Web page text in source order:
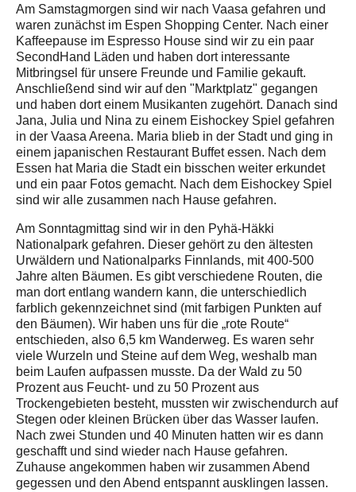
Am Samstagmorgen sind wir nach Vaasa gefahren und
waren zunächst im Espen Shopping Center. Nach einer
Kaffeepause im Espresso House sind wir zu ein paar
SecondHand Läden und haben dort interessante
Mitbringsel für unsere Freunde und Familie gekauft.
Anschließend sind wir auf den "Marktplatz" gegangen
und haben dort einem Musikanten zugehört. Danach sind
Jana, Julia und Nina zu einem Eishockey Spiel gefahren
in der Vaasa Areena. Maria blieb in der Stadt und ging in
einem japanischen Restaurant Buffet essen. Nach dem
Essen hat Maria die Stadt ein bisschen weiter erkundet
und ein paar Fotos gemacht. Nach dem Eishockey Spiel
sind wir alle zusammen nach Hause gefahren.
Am Sonntagmittag sind wir in den Pyhä-Häkki
Nationalpark gefahren. Dieser gehört zu den ältesten
Urwäldern und Nationalparks Finnlands, mit 400-500
Jahre alten Bäumen. Es gibt verschiedene Routen, die
man dort entlang wandern kann, die unterschiedlich
farblich gekennzeichnet sind (mit farbigen Punkten auf
den Bäumen). Wir haben uns für die „rote Route“
entschieden, also 6,5 km Wanderweg. Es waren sehr
viele Wurzeln und Steine auf dem Weg, weshalb man
beim Laufen aufpassen musste. Da der Wald zu 50
Prozent aus Feucht- und zu 50 Prozent aus
Trockengebieten besteht, mussten wir zwischendurch auf
Stegen oder kleinen Brücken über das Wasser laufen.
Nach zwei Stunden und 40 Minuten hatten wir es dann
geschafft und sind wieder nach Hause gefahren.
Zuhause angekommen haben wir zusammen Abend
gegessen und den Abend entspannt ausklingen lassen.